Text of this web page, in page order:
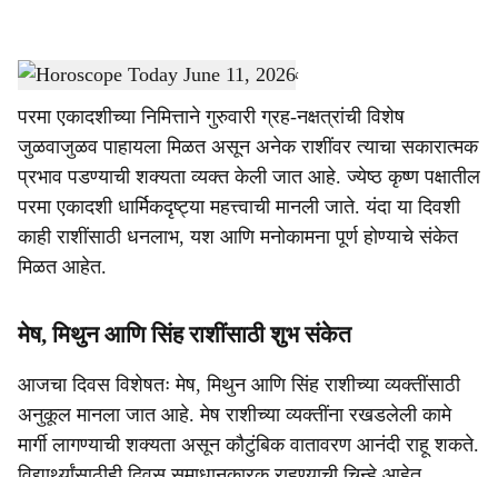
a
r
e
Horoscope Today June 11, 2026 -Dainik Gomantak
परमा एकादशीच्या निमित्ताने गुरुवारी ग्रह-नक्षत्रांची विशेष
जुळवाजुळव पाहायला मिळत असून अनेक राशींवर त्याचा सकारात्मक
प्रभाव पडण्याची शक्यता व्यक्त केली जात आहे. ज्येष्ठ कृष्ण पक्षातील
परमा एकादशी धार्मिकदृष्ट्या महत्त्वाची मानली जाते. यंदा या दिवशी
काही राशींसाठी धनलाभ, यश आणि मनोकामना पूर्ण होण्याचे संकेत
मिळत आहेत.
मेष, मिथुन आणि सिंह राशींसाठी शुभ संकेत
आजचा दिवस विशेषतः मेष, मिथुन आणि सिंह राशीच्या व्यक्तींसाठी
अनुकूल मानला जात आहे. मेष राशीच्या व्यक्तींना रखडलेली कामे
मार्गी लागण्याची शक्यता असून कौटुंबिक वातावरण आनंदी राहू शकते.